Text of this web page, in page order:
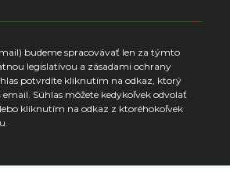
budeme spracovávať len za týmto
legislatívou a zásadami ochrany
potvrdíte kliknutím na odkaz, ktorý
Súhlas môžete kedykoľvek odvolať
kliknutím na odkaz z ktoréhokoľvek